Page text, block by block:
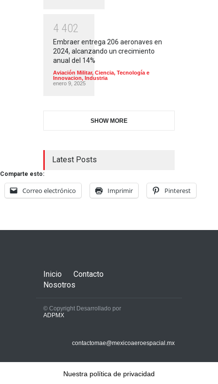
4 402
Embraer entrega 206 aeronaves en
2024, alcanzando un crecimiento
anual del 14%
Aviación Militar, Ciencia, Tecnología e
Innovacion, Industria
enero 9, 2025
SHOW MORE
Latest Posts
Comparte esto:
Correo electrónico Imprimir Pinterest
Inicio
Contacto
Nosotros
© Copyright Desarrollado por
ADPMX
contactomae@mexicoaeroespacial.mx
Nuestra política de privacidad